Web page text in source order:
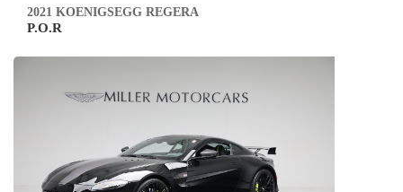
2021 KOENIGSEGG REGERA
P.O.R